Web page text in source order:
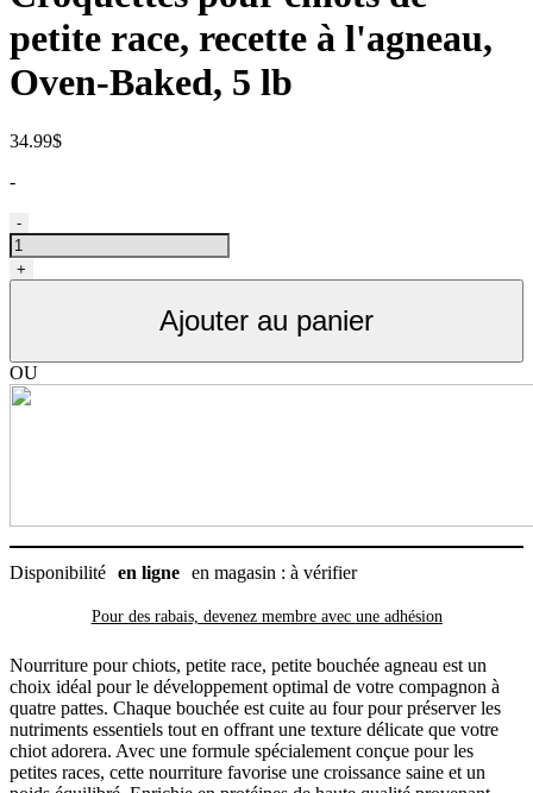
petite race, recette à l'agneau,
Oven-Baked, 5 lb
34.99$
-
quantité
de
Nourriture
pour
petite
bouchée
kg)
-
+
Ajouter au panier
OU
Disponibilité en ligne en magasin : à vérifier
Pour des rabais, devenez membre avec une adhésion
Nourriture pour chiots, petite race, petite bouchée agneau est un
choix idéal pour le développement optimal de votre compagnon à
quatre pattes. Chaque bouchée est cuite au four pour préserver les
nutriments essentiels tout en offrant une texture délicate que votre
chiot adorera. Avec une formule spécialement conçue pour les
petites races, cette nourriture favorise une croissance saine et un